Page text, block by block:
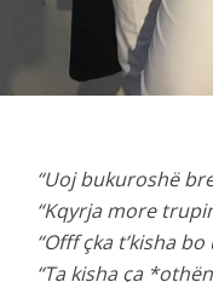
“Uoj bukuroshë
“Kqyrja more
“Offf çka t’kisha bo
“Ta kisha ça